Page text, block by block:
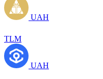
UAH
TLM
UAH